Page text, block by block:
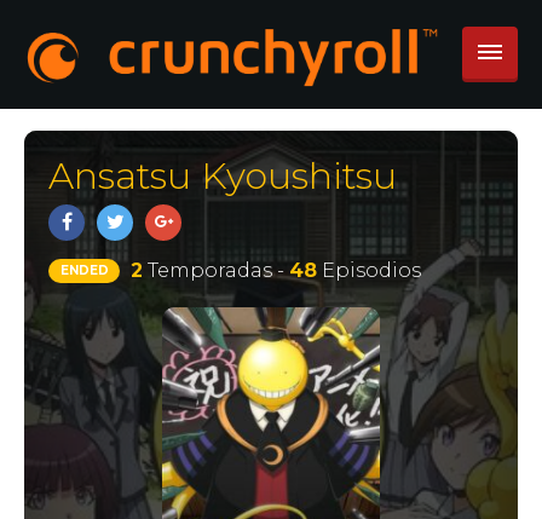
Ansatsu Kyoushitsu
ENDED 2 Temporadas -48Episodios